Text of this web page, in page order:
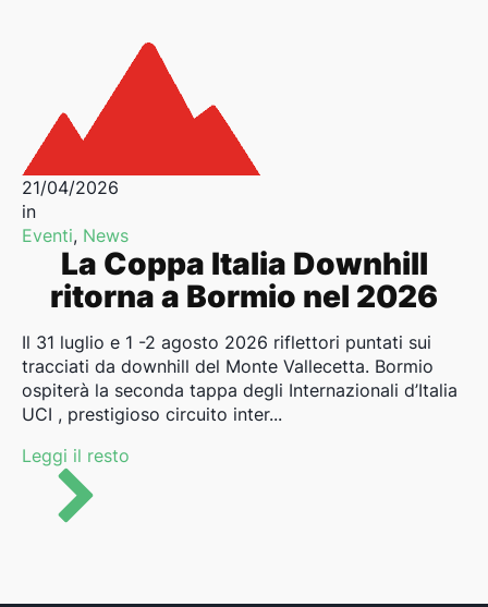
21/04/2026
in
Eventi, News
La Coppa Italia Downhill
ritorna a Bormio nel 2026
Il 31 luglio e 1 -2 agosto 2026 riflettori puntati sui
tracciati da downhill del Monte Vallecetta. Bormio
ospiterà la seconda tappa degli Internazionali d’Italia
UCI , prestigioso circuito inter...
Leggi il resto